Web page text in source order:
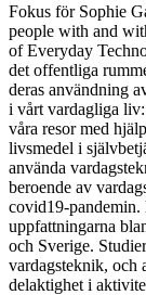
Fokus för Sophie
people with and
of Everyday
det offentliga
deras användning
i vårt vardagliga
våra resor med
livsmedel i
använda
beroende av
covid19-pandemin.
uppfattningarna
och Sverige.
vardagsteknik, och
delaktighet i